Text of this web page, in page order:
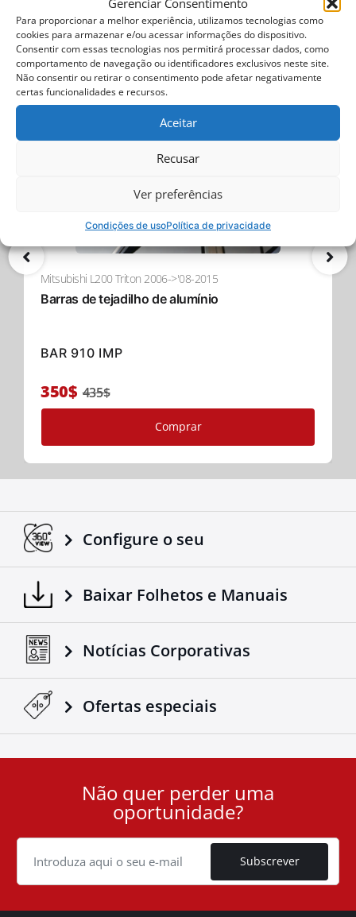
Para proporcionar a melhor experiência, utilizamos tecnologias como
cookies para armazenar e/ou acessar informações do dispositivo.
Consentir com essas tecnologias nos permitirá processar dados, como
comportamento de navegação ou identificadores exclusivos neste site.
Não consentir ou retirar o consentimento pode afetar negativamente
certas funcionalidades e recursos.
Aceitar
Recusar
Ver preferências
Condições de usoPolítica de privacidade
texturizado fino PP 600 Ammos para durabilidade e
acabamento uniforme, aprovado pela QUALICOAT
(Classe 2 - Categoria 1, Aprovação #P-0780). Aplicado
com espessura de 60-100 micrômetros usando
métodos eletrostáticos ou de carregamento triplo de
ponta, este revestimento é curado a 190°C para uma
resiliência duradoura. O compromisso da Neokem
com a qualidade e os padrões ambientais garante que
este revestimento atende às certificações ISO
construído para resistir ao teste do tempo e aos
Transforme seu caminhão com a barra de rolamento
esportiva preta fosca da Tessera4x4 – uma afirmação
de força, segurança e sofisticação para o seu 4x4.
Encontrar mais
- 19% Desconto
Mitsubishi L200 Triton 2006->'08-2015
Barras de tejadilho de alumínio
BAR 910 IMP
350$ 435$
Comprar
Configure o seu
Baixar Folhetos e Manuais
Notícias Corporativas
Ofertas especiais
Cookie
Não quer perder uma
oportunidade?
Subscrever